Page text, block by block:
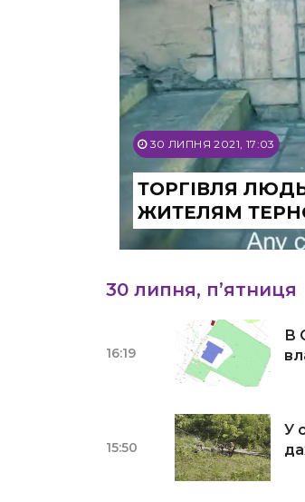
30 ЛИПНЯ 2021, 17:03
ТОРГІВЛЯ
ЖИТЕЛЯМ
30 липня, п’ятниця
16:19
В
15:50
У